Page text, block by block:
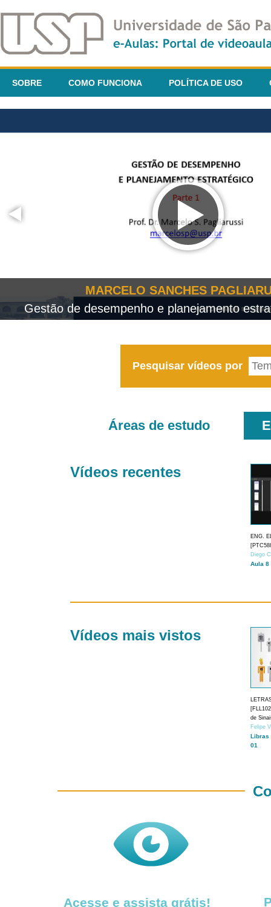
SOBRE COMO FUNCIONA POLÍTICA DE USO
MARCELO SANCHES
Gestão de desempenho e planejamento
Pesquisar vídeos por
Áreas de estudo
Vídeos recentes
ENG.
Diego
Aula 8
Vídeos mais vistos
de
Felipe
Libras
01
Acesse e assista grátis!